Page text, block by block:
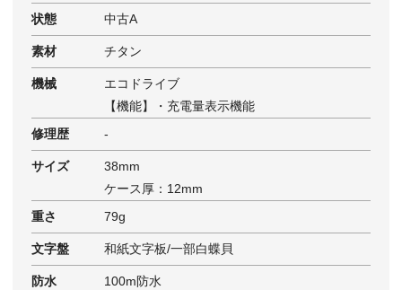
状態 中古A
素材 チタン
機械
エコドライブ
【機能】・充電量表示機能
修理歴
-
サイズ
38mm
ケース厚：12mm
重さ
79g
文字盤 和紙文字板/一部白蝶貝
防水 100m防水